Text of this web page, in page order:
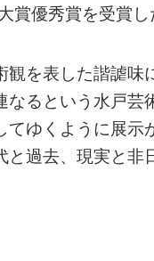
賞優秀賞を受賞し
を表した諧謔味
るという水戸芸
ゆくように展示
過去、現実と非